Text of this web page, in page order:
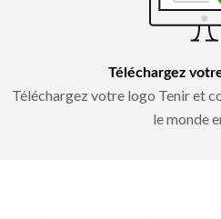
Téléchargez
Téléchargez votre logo Tenir et
le monde